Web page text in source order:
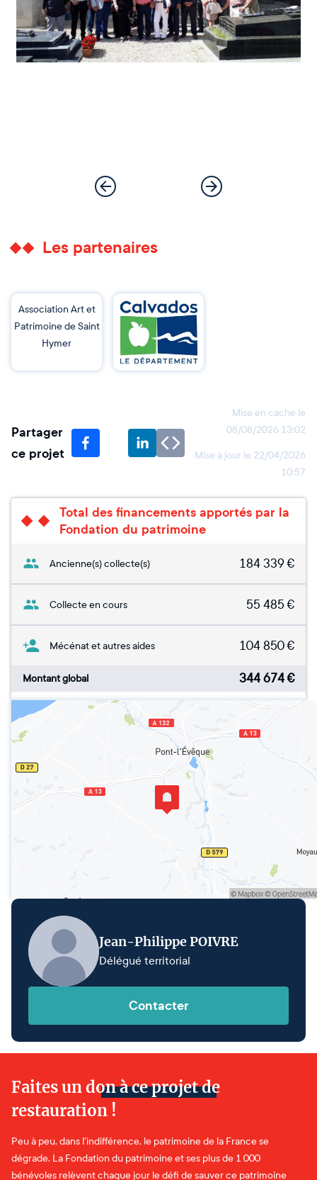
Les partenaires
Association Art et
Patrimoine de Saint
Hymer
Partager
ce projet
Mise en cache le
08/08/2026 13:02
Mise à jour le 22/04/2026
10:57
Total des financements apportés par la
Fondation du patrimoine
Ancienne(s) collecte(s) 184 339€
Collecte en cours 55 485 €
Mécénat et autres aides 104 850€
Montant global 344 674€
Jean-Philippe POIVRE
Délégué territorial
Contacter
Faites un don à ce projet de
restauration !
Peu à peu, dans l'indifférence, le patrimoine de la France se
dégrade. La Fondation du patrimoine et ses plus de 1 000
bénévoles relèvent chaque jour le défi de sauver ce patrimoine